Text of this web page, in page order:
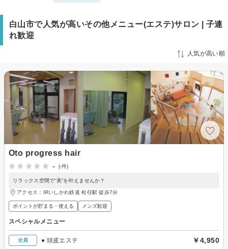
白山市で人気が高いその他メニュー(エステ)サロン | 子連
れ歓迎
人気が高い順
Oto progress hair
-
(-件)
リラックス空間で“美”を叶えませんか？
アクセス：IRいしかわ鉄道 松任駅 徒歩7分
ポイントが貯まる・使える メンズ歓迎
スペシャルメニュー
全員 ● 頭皮エステ ￥4,950